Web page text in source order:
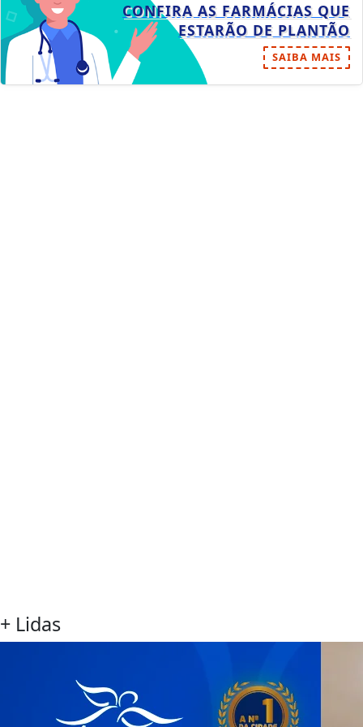
CONFIRA AS FARMÁCIAS QUE
ESTARÃO DE PLANTÃO
SAIBA MAIS
+ Lidas